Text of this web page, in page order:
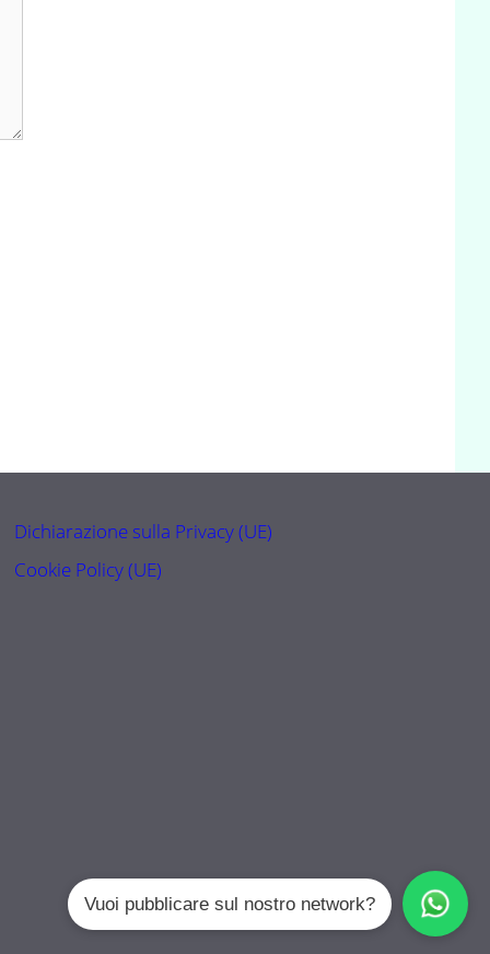
Dichiarazione sulla Privacy (UE)
Cookie Policy (UE)
Vuoi pubblicare sul nostro network?